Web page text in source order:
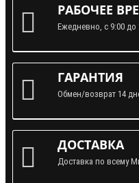
РАБОЧЕЕ
Ежедневно, с 9:00 до
ГАРАНТИЯ
Обмен/возврат 14
ДОСТАВКА
Доставка по всему